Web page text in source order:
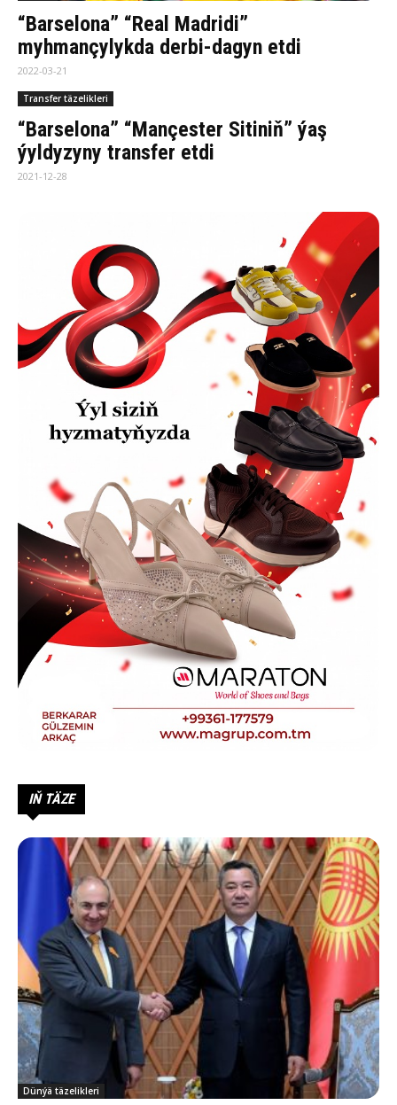
“Barselona” “Real Madridi”
myhmançylykda derbi-dagyn etdi
2022-03-21
Transfer täzelikleri
“Barselona” “Mançester Sitiniň” ýaş
ýyldyzyny transfer etdi
2021-12-28
IŇ TÄZE
Dünýä täzelikleri